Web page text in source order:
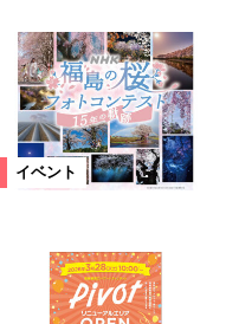
イベント